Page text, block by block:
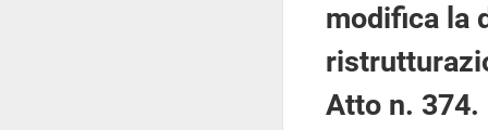
modifica la
Atto n. 374.